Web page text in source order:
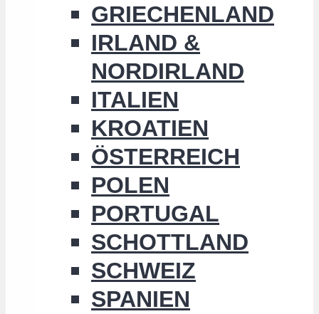
GRIECHENLAND
IRLAND &
NORDIRLAND
ITALIEN
KROATIEN
ÖSTERREICH
POLEN
PORTUGAL
SCHOTTLAND
SCHWEIZ
SPANIEN